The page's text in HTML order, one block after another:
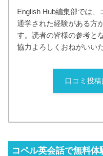
English Hub編集部では
通学された経験がある方
す。読者の皆様の参考と
協力よろしくおねがいい
口コミ投
コペル英会話で無料